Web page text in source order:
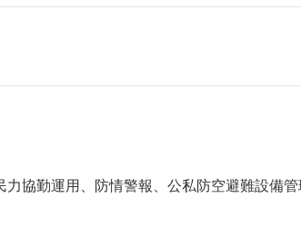
協勤運用、防情警報、公私防空避難設備